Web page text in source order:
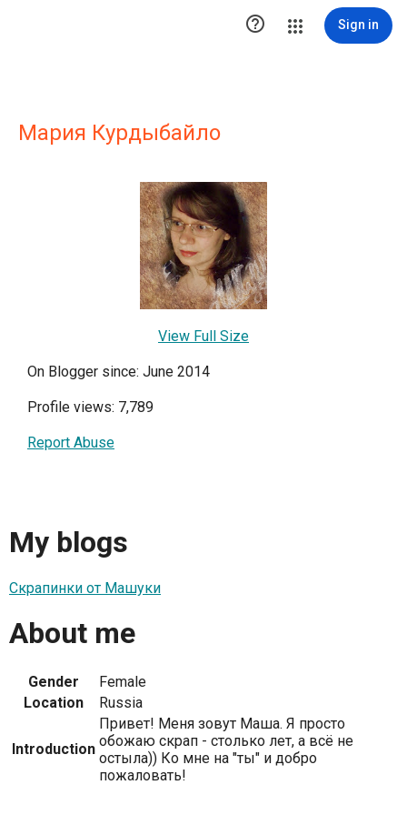
 Sign in
Мария Курдыбайло
View Full Size
On Blogger since: June 2014
Profile views: 7,789
Report Abuse
My blogs
Скрапинки от Машуки
About me
Gender
Female
Location
Russia
Introduction
Привет! Меня зовут Маша. Я просто
обожаю скрап - столько лет, а всё не
остыла)) Ко мне на "ты" и добро
пожаловать!